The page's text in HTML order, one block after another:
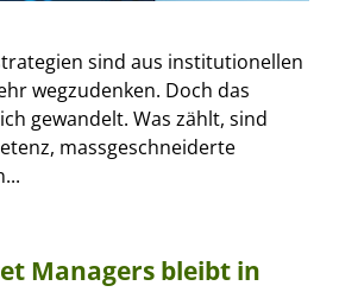
sind aus institutionellen
wegzudenken. Doch das
gewandelt. Was zählt, sind
massgeschneiderte
Managers bleibt in